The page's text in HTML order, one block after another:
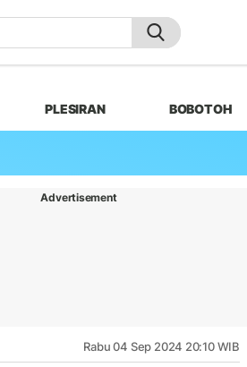
PLESIRAN BOBOTOH
Advertisement
Rabu 04 Sep 2024 20:10 WIB